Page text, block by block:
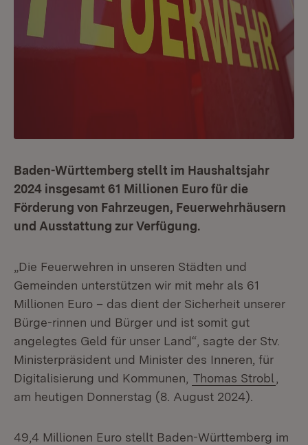
Baden-Württemberg stellt im Haushaltsjahr
2024 insgesamt 61 Millionen Euro für die
Förderung von Fahrzeugen, Feuerwehrhäusern
und Ausstattung zur Verfügung.
„Die Feuerwehren in unseren Städten und
Gemeinden unterstützen wir mit mehr als 61
Millionen Euro – das dient der Sicherheit unserer
Bürge-rinnen und Bürger und ist somit gut
angelegtes Geld für unser Land“, sagte der Stv.
Ministerpräsident und Minister des Inneren, für
Digitalisierung und Kommunen, Thomas Strobl
am heutigen Donnerstag (8. August 2024).
49,4 Millionen Euro stellt Baden-Württemberg im